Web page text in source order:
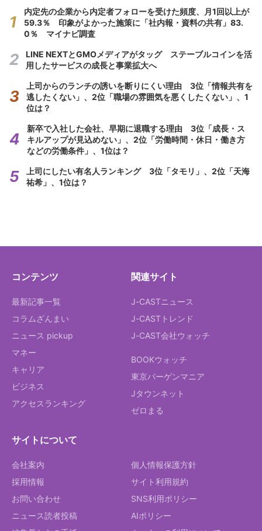
内定先の企業から内定者フォローを受けた頻度、月1回以上が
59.3％ 印象がよかった施策に「社内報・資料の共有」83.
0％ マイナビ調査
LINE NEXTとGMOメディアがタッグ ステーブルコインを活
用したサービスの成長と事業拡大へ
上司からのランチの誘いを断りにくい理由 3位「情報共有を
逃したくない」、2位「職場の雰囲気を悪くしたくない」、1
位は？
新卒で入社した会社、早期に退職する理由 3位「成長・ス
キルアップが見込めない」、2位「労働時間・休日・働き方
などの労働条件」、1位は？
上司にしたい有名人ランキング 3位「タモリ」、2位「天海
祐希」、1位は？
コンテンツ
最新記事一覧
コラムざんまい
ニュース pickup
マネー
キャリア
ビジネス
アクセスランキング
関連サイト
J-CASTニュース
J-CASTトレンド
J-CAST会社ウォッチ
BOOKウォッチ
東京バーゲンマニア
Jタウンネット
ゼロまる
サイトについて
会社案内
採用情報
お問い合わせ
ニュース読者投稿
個人情報保護方針
サイト利用規約
SNS利用ポリシー
AIポリシー